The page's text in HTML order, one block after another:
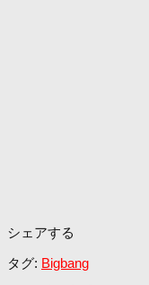
シェアする
タグ: Bigbang